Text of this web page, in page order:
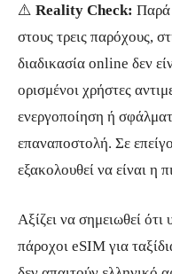
⚠️ Reality Check: Παρά
στους τρεις παρόχους,
διαδικασία online δεν
ορισμένοι χρήστες
ενεργοποίηση ή
επαναποστολή. Σε
εξακολουθεί να είναι η
Αξίζει να σημειωθεί
πάροχοι eSIM για